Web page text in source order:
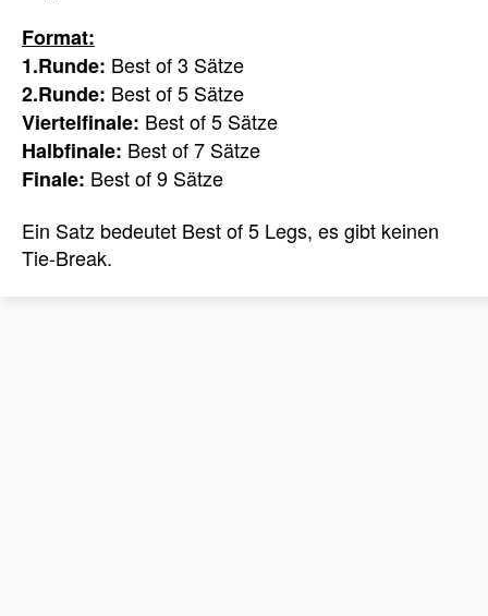
Format:
1.Runde: Best of 3 Sätze
2.Runde: Best of 5 Sätze
Viertelfinale: Best of 5 Sätze
Halbfinale: Best of 7 Sätze
Finale: Best of 9 Sätze
Ein Satz bedeutet Best of 5 Legs, es gibt keinen
Tie-Break.